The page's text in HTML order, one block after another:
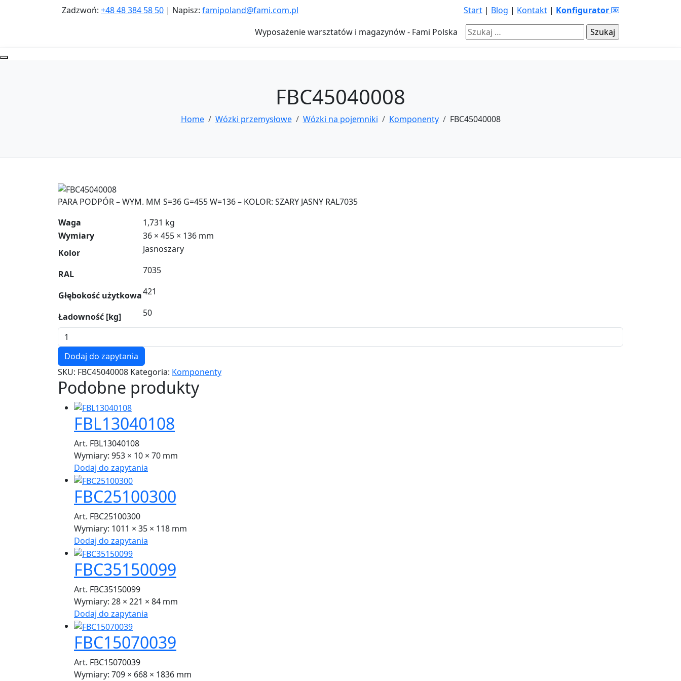
Zadzwoń: +48 48 384 58 50 | Napisz: famipoland@fami.com.pl Start | Blog | Kontakt | Konfigurator
Wyposażenie warsztatów i magazynów - Fami Polska
Szukaj:
FBC45040008
Home Wózki przemysłowe Wózki na pojemniki Komponenty FBC45040008
Zoom
PARA PODPÓR – WYM. MM S=36 G=455 W=136 – KOLOR: SZARY JASNY RAL7035
Waga
1,731 kg
Wymiary
36 × 455 × 136 mm
Kolor
Jasnoszary
RAL 7035
Głębokość użytkowa421
Ładowność [kg]
50
ilość
FBC45040008
Dodaj do zapytania
SKU: FBC45040008 Kategoria: Komponenty
Podobne produkty
FBL13040108
Art. FBL13040108
Wymiary: 953 × 10 × 70 mm
Dodaj do zapytania
FBC25100300
Art. FBC25100300
Wymiary: 1011 × 35 × 118 mm
Dodaj do zapytania
FBC35150099
Art. FBC35150099
Wymiary: 28 × 221 × 84 mm
Dodaj do zapytania
FBC15070039
Art. FBC15070039
Wymiary: 709 × 668 × 1836 mm